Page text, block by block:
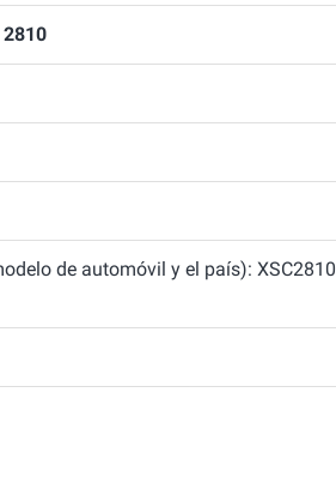
2810
de automóvil y el país): XSC2810